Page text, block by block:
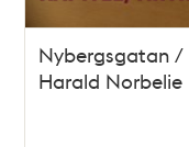
Nybergsgatan /
Harald Norbelie